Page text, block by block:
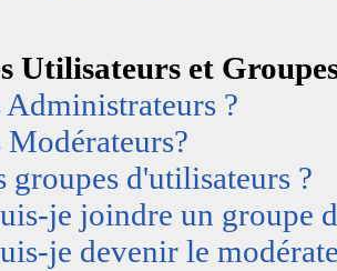
Utilisateurs et
Administrateurs ?
groupes d'utilisateurs ?
je joindre un groupe
je devenir le